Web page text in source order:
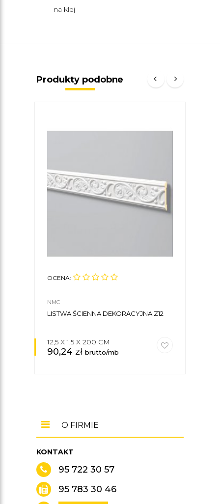
na klej
Produkty podobne
OCENA:
NMC
LISTWA ŚCIENNA DEKORACYJNA Z12
12,5 X 1,5 X 200 CM
90,24 zł brutto/mb
KONTAKT
95 722 30 57
95 783 30 46
O FIRMIE